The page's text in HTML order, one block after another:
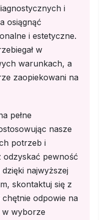
i
osiągnąć
i estetyczne.
w
warunkach, a
zaopiekowani na
pełne
nasze
potrzeb i
odzyskać pewność
dzięki najwyższej
skontaktuj się z
chętnie odpowie na
w wyborze